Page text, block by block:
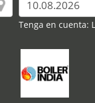
Tenga en cuenta: